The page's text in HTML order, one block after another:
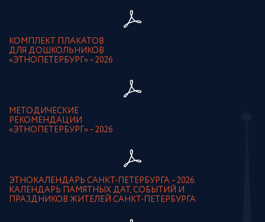
КОМПЛЕКТ ПЛАКАТОВ
ДЛЯ ДОШКОЛЬНИКОВ
«ЭТНОПЕТЕРБУРГ» – 2026
МЕТОДИЧЕСКИЕ
РЕКОМЕНДАЦИИ
«ЭТНОПЕТЕРБУРГ» – 2026
ЭТНОКАЛЕНДАРЬ САНКТ-ПЕТЕРБУРГА – 2026.
КАЛЕНДАРЬ ПАМЯТНЫХ ДАТ, СОБЫТИЙ И
ПРАЗДНИКОВ ЖИТЕЛЕЙ САНКТ-ПЕТЕРБУРГА